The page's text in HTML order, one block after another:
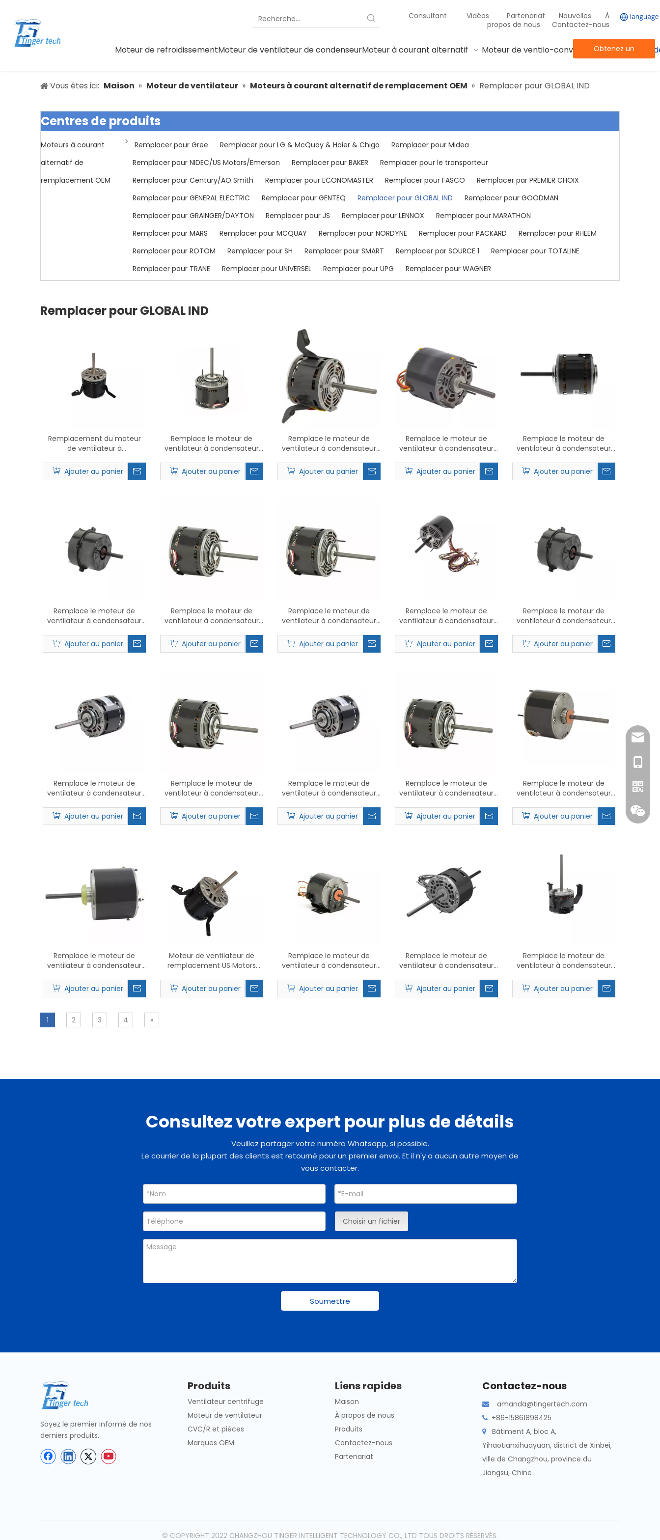
Consultant Vidéos Partenariat Nouvelles
À
propos de nous
Contactez-nous
Moteur de refroidissementMoteur de ventilateur de condenseurMoteur à courant alternatif Moteur de ventilo-convecteurAutre moteur
Obtenez un
Vous êtes ici: Maison » Moteur de ventilateur » Moteurs à courant alternatif de remplacement OEM » Remplacer pour GLOBAL IND
Centres de produits
Moteurs à courant
alternatif de
remplacement OEM
> Remplacer pour Gree Remplacer pour LG & McQuay & Haier & Chigo
Remplacer pour Midea
Remplacer pour NIDEC/US Motors/Emerson
Remplacer pour BAKER
Remplacer pour le transporteur
Remplacer pour Century/AO Smith
Remplacer pour ECONOMASTER Remplacer pour FASCO
Remplacer par PREMIER CHOIX
Remplacer pour GENERAL ELECTRIC
Remplacer pour GENTEQ Remplacer pour GLOBAL IND
Remplacer pour GOODMAN
Remplacer pour GRAINGER/DAYTON
Remplacer pour JS Remplacer pour LENNOX
Remplacer pour MARATHON
Remplacer pour MARS
Remplacer pour MCQUAY Remplacer pour NORDYNE Remplacer pour PACKARD
Remplacer pour RHEEM
Remplacer pour ROTOM
Remplacer pour SH Remplacer pour SMART Remplacer par SOURCE 1
Remplacer pour TOTALINE
Remplacer pour TRANE
Remplacer pour UNIVERSEL Remplacer pour UPG Remplacer pour WAGNER
Remplacer pour GLOBAL IND
Remplacement du moteur
de ventilateur à
Flex Mount PSC
Ajouter au panier
Remplace le moteur de
ventilateur à condensateur
Ajouter au panier
Remplace le moteur de
ventilateur à condensateur
Ajouter au panier
Remplace le moteur de
ventilateur à condensateur
Ajouter au panier
Remplace le moteur de
ventilateur à condensateur
Ajouter au panier
Remplace le moteur de
ventilateur à condensateur
Ajouter au panier
Remplace le moteur de
ventilateur à condensateur
Ajouter au panier
Remplace le moteur de
ventilateur à condensateur
Ajouter au panier
Remplace le moteur de
ventilateur à condensateur
Ajouter au panier
Remplace le moteur de
ventilateur à condensateur
Ajouter au panier
Remplace le moteur de
ventilateur à condensateur
Ajouter au panier
Remplace le moteur de
ventilateur à condensateur
Ajouter au panier
Remplace le moteur de
ventilateur à condensateur
Ajouter au panier
Remplace le moteur de
ventilateur à condensateur
Ajouter au panier
Remplace le moteur de
ventilateur à condensateur
Ajouter au panier
Remplace le moteur de
ventilateur à condensateur
Ajouter au panier
Moteur de ventilateur de
remplacement US Motors
Ajouter au panier
Remplace le moteur de
ventilateur à condensateur
Ajouter au panier
Remplace le moteur de
ventilateur à condensateur
Ajouter au panier
Remplace le moteur de
ventilateur à condensateur
Ajouter au panier
1 2 3 4 »
Consultez votre expert pour plus de détails
Veuillez partager votre numéro Whatsapp, si possible.
Le courrier de la plupart des clients est retourné pour un premier envoi. Et il n'y a aucun autre moyen de
vous contacter.
Choisir un fichier
Soumettre
Soyez le premier informé de nos
derniers produits.
Produits
Ventilateur centrifuge
Moteur de ventilateur
CVC/R et pièces
Marques OEM
Liens rapides
Maison
À propos de nous
Produits
Contactez-nous
Partenariat
Contactez-nous
 amanda@tingertech.com
 +86-15861898425

Bâtiment A, bloc A,
Yihaotianxihuayuan, district de Xinbei,
ville de Changzhou, province du
Jiangsu, Chine
© COPYRIGHT 2022 CHANGZHOU TINGER INTELLIGENT TECHNOLOGY CO., LTD TOUS DROITS RÉSERVÉS.